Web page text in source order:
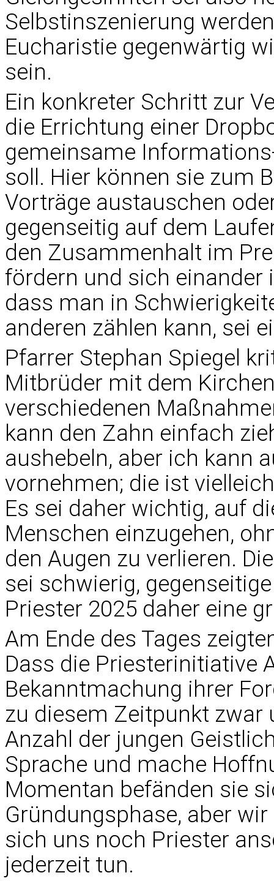
Selbstinszenierung
Eucharistie gegenwärtig
sein.
Ein konkreter Schritt zur
die Errichtung einer
gemeinsame
soll. Hier können sie zum
Vorträge austauschen
gegenseitig auf dem
den Zusammenhalt im
fördern und sich einander
dass man in
anderen zählen kann, sei
Pfarrer Stephan Spiegel
Mitbrüder mit dem
verschiedenen
kann den Zahn einfach
aushebeln, aber ich kann
vornehmen; die ist
Es sei daher wichtig, auf
Menschen einzugehen,
den Augen zu verlieren.
sei schwierig,
Priester 2025 daher eine
Am Ende des Tages
Dass die Priesterinitiative
Bekanntmachung ihrer
zu diesem Zeitpunkt zwar
Anzahl der jungen
Sprache und mache
Momentan befänden sie
Gründungsphase, aber
sich uns noch Priester
jederzeit tun.